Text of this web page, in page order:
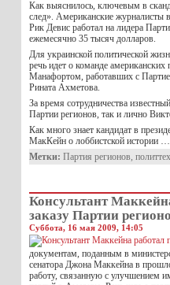
Как выяснилось, ключевым в
след». Американские
Рик Девис работал на лидера
ежемесячно 35 тысяч долларов.
Для украинской политической
речь идет о команде
Манафортом, работавших с
Рината Ахметова.
За время сотрудничества
Партии регионов, так и лично
Как много знает кандидат в
МакКейн о лоббистской истории …
Метки: Партия регионов,
Консультант
заказу Партии
Суббота, 16 мая 2009, 14:05
документам, поданным в
сенатора Джона Маккейна в
работу, связанную с улучшением